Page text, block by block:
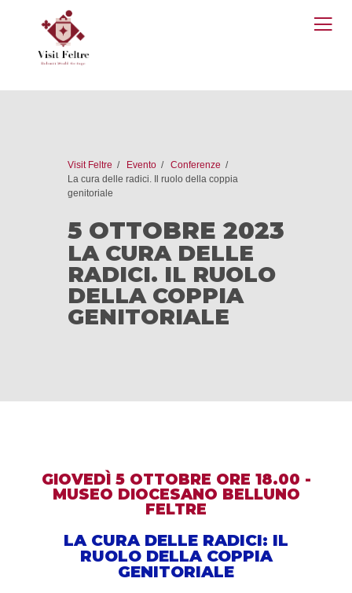
Visit Feltre Evento
Conferenze
La cura delle radici. Il ruolo della coppia
genitoriale
5 OTTOBRE 2023
LA CURA DELLE
RADICI. IL RUOLO
DELLA COPPIA
GENITORIALE
GIOVEDÌ 5 OTTOBRE ORE 18.00 -
MUSEO DIOCESANO BELLUNO
FELTRE
LA CURA DELLE RADICI: IL
RUOLO DELLA COPPIA
GENITORIALE